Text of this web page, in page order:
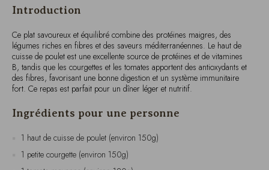
Ce plat savoureux et équilibré combine des protéines maigres, des
légumes riches en fibres et des saveurs méditerranéennes. Le haut de
cuisse de poulet est une excellente source de protéines et de vitamines
B, tandis que les courgettes et les tomates apportent des antioxydants et
des fibres, favorisant une bonne digestion et un système immunitaire
fort. Ce repas est parfait pour un dîner léger et nutritif.
Ingrédients pour une personne
1 haut de cuisse de poulet (environ 150g)
1 tomate moyenne (environ 120g)
1 cuillère à café d’huile d’olive